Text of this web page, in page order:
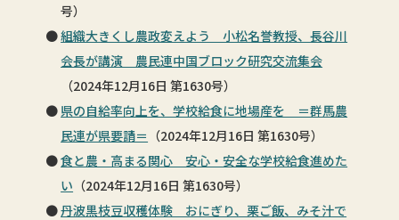
号）
組織大きくし農政変えよう 小松名誉教授、長谷川
会長が講演 農民連中国ブロック研究交流集会
（2024年12月16日 第1630号）
県の自給率向上を、学校給食に地場産を ＝群馬農
民連が県要請＝ （2024年12月16日 第1630号）
食と農・高まる関心 安心・安全な学校給食進めた
い （2024年12月16日 第1630号）
丹波黒枝豆収穫体験 おにぎり、栗ご飯、みそ汁で